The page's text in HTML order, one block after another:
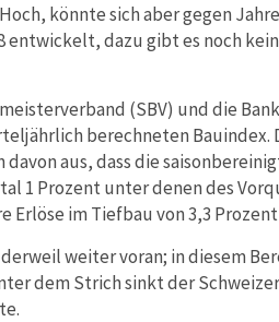
könnte sich aber gegen
entwickelt, dazu gibt es noch
(SBV) und die
berechneten Bauindex.
aus, dass die
1 Prozent unter denen des
Erlöse im Tiefbau von 3,3
weiter voran; in diesem
dem Strich sinkt der Schweizer